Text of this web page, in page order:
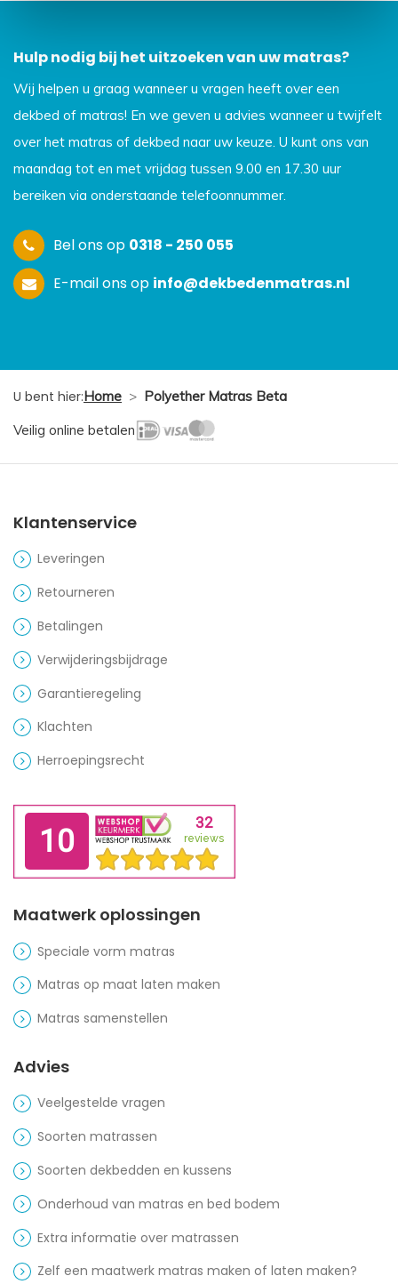
Hulp nodig bij het uitzoeken van uw matras?
Wij helpen u graag wanneer u vragen heeft over een
dekbed of matras! En we geven u advies wanneer u twijfelt
over het matras of dekbed naar uw keuze. U kunt ons van
maandag tot en met vrijdag tussen 9.00 en 17.30 uur
bereiken via onderstaande telefoonnummer.
Bel ons op 0318 - 250 055
E-mail ons op info@dekbedenmatras.nl
U bent hier:Home > Polyether Matras Beta
Veilig online betalen
Klantenservice
Leveringen
Retourneren
Betalingen
Verwijderingsbijdrage
Garantieregeling
Klachten
Herroepingsrecht
Maatwerk oplossingen
Speciale vorm matras
Matras op maat laten maken
Matras samenstellen
Advies
Veelgestelde vragen
Soorten matrassen
Soorten dekbedden en kussens
Onderhoud van matras en bed bodem
Extra informatie over matrassen
Zelf een maatwerk matras maken of laten maken?